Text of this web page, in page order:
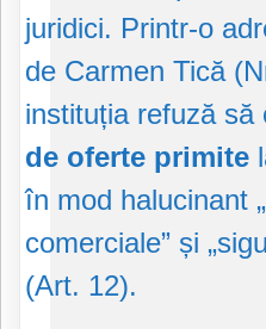
juridici. Printr-o
de Carmen Tică
instituția refuză să
de oferte primite
în mod halucinant
comerciale” și
(Art. 12).